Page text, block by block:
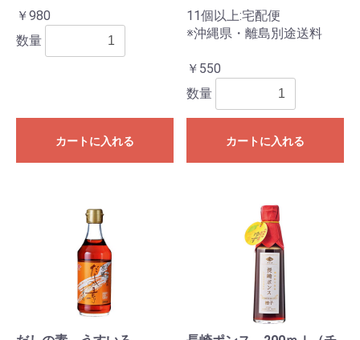
￥980
数量
カートに入れる
11個以上:宅配便
※沖縄県・離島別途送料
￥550
数量
カートに入れる